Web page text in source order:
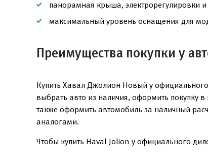
панорамная крыша, электрорегулировки
максимальный уровень оснащения для
Преимущества покупки у
Купить Хавал Джолион Новый у
выбрать авто из наличия, оформить покупку
также оформить автомобиль за наличный
аналогами.
Чтобы купить Haval Jolion у официального